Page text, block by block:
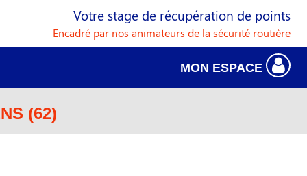
Votre stage de récupération de points
Encadré par nos animateurs de la sécurité routière
MON ESPACE
(62)